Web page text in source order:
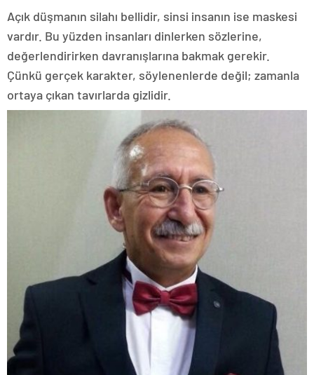
Açık düşmanın silahı bellidir, sinsi insanın ise maskesi
vardır. Bu yüzden insanları dinlerken sözlerine,
değerlendirirken davranışlarına bakmak gerekir.
Çünkü gerçek karakter, söylenenlerde değil; zamanla
ortaya çıkan tavırlarda gizlidir.